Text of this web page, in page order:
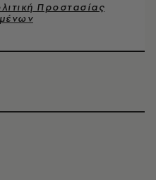
Προστασίας